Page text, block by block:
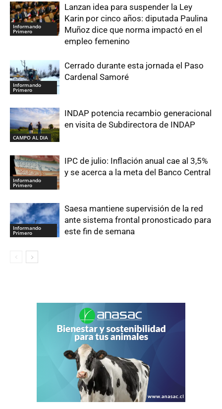
Informando
Primero
Lanzan idea para suspender la Ley
Karin por cinco años: diputada Paulina
Muñoz dice que norma impactó en el
empleo femenino
Informando
Primero
Cerrado durante esta jornada el Paso
Cardenal Samoré
CAMPO AL DIA
INDAP potencia recambio generacional
en visita de Subdirectora de INDAP
Informando
Primero
IPC de julio: Inflación anual cae al 3,5%
y se acerca a la meta del Banco Central
Informando
Primero
Saesa mantiene supervisión de la red
ante sistema frontal pronosticado para
este fin de semana